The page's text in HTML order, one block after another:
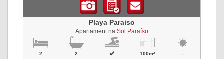
Playa Paraiso
Apartament na Sol Paraíso
2 2 100m² -